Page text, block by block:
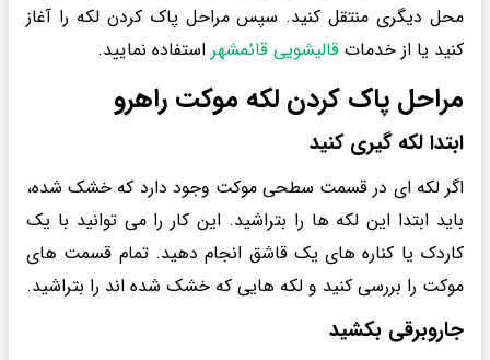
محل دیگری منتقل کنید. سپس مراحل پاک کردن لکه را آغاز
کنید یا از خدمات قالیشویی قائمشهر استفاده نمایید.
مراحل پاک کردن لکه موکت راهرو
ابتدا لکه گیری کنید
اگر لکه ای در قسمت سطحی موکت وجود دارد که خشک شده،
باید ابتدا این لکه ها را بتراشید. این کار را می توانید با یک
کاردک یا کناره های یک قاشق انجام دهید. تمام قسمت های
موکت را بررسی کنید و لکه هایی که خشک شده اند را بتراشید.
جاروبرقی بکشید